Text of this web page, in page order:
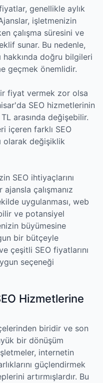
genellikle aylık
işletmenizin
çalışma süresini ve
sunar. Bu nedenle,
hakkında doğru bilgileri
geçmek önemlidir.
fiyat vermek zor olsa
SEO hizmetlerinin
arasında değişebilir.
içeren farklı SEO
olarak değişiklik
SEO ihtiyaçlarını
çalışmanız
uygulanması, web
ve potansiyel
büyümesine
bir bütçeyle
çeşitli SEO fiyatlarını
seçeneği
Hizmetlerine
biridir ve son
bir dönüşüm
internetin
güçlendirmek
artırmışlardır. Bu